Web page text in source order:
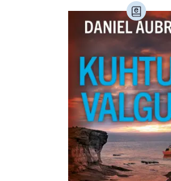
Maamajandus
Majandus (34)
Psühholoogia
Rahandus (47)
Siseturvalisus (34)
Tehnika (6)
Tervis (147)